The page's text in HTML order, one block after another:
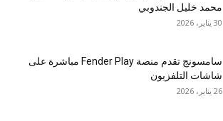
محمد خليل الجندوبي
30 يناير، 2026
سامسونج تقدم منصة Fender Play مباشرة على
شاشات التلفزيون
26 يناير، 2026